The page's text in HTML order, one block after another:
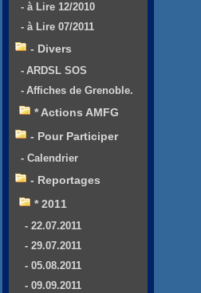
- à Lire 12/2010
- à Lire 07/2011
- Divers
- ARDSL SOS
- Affiches de Grenoble.
* Actions AMFG
- Pour Participer
- Calendrier
- Reportages
* 2011
- 22.07.2011
- 29.07.2011
- 05.08.2011
- 09.09.2011